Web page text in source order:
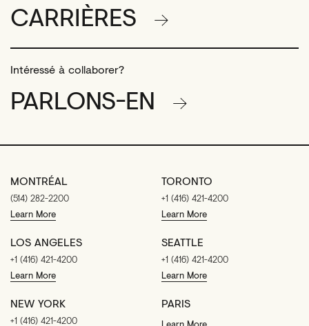
CARRIÈRES
Intéressé à collaborer?
PARLONS-EN
MONTRÉAL
(514) 282-2200
Learn More
TORONTO
+1 (416) 421-4200
Learn More
LOS ANGELES
+1 (416) 421-4200
Learn More
SEATTLE
+1 (416) 421-4200
Learn More
NEW YORK
+1 (416) 421-4200
PARIS